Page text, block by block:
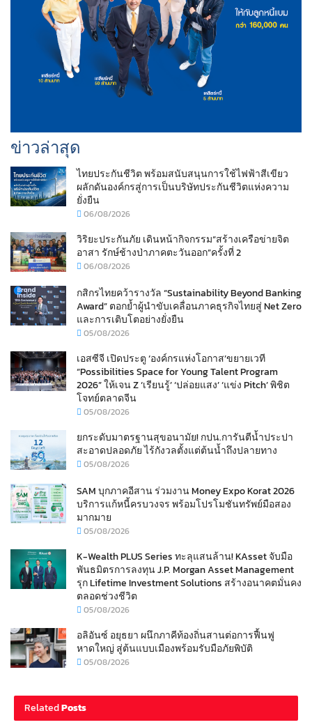
ข่าวล่าสุด
ไทยประกันชีวิต พร้อมสนับสนุนการใช้ไฟฟ้าสีเขียว
ผลักดันองค์กรสู่การเป็นบริษัทประกันชีวิตแห่งความ
ยั่งยืน
06/08/2026
วิริยะประกันภัย เดินหน้ากิจกรรม“สร้างเครือข่ายจิต
อาสา รักษ์ช้างป่าภาคตะวันออก”ครั้งที่ 2
06/08/2026
กสิกรไทยคว้ารางวัล “Sustainability Beyond Banking
Award” ตอกย้ำผู้นำขับเคลื่อนภาคธุรกิจไทยสู่ Net Zero
และการเติบโตอย่างยั่งยืน
05/08/2026
เอสซีจี เปิดประตู ‘องค์กรแห่งโอกาส’ขยายเวที
“Possibilities Space for Young Talent Program
2026” ให้เจน Z ‘เรียนรู้’ ‘ปล่อยแสง’ ‘แข่ง Pitch’ พิชิต
โจทย์ตลาดจีน
05/08/2026
ยกระดับมาตรฐานสุขอนามัย! กปน.การันตีน้ำประปา
สะอาดปลอดภัย ไร้กังวลตั้งแต่ต้นน้ำถึงปลายทาง
05/08/2026
SAM บุกภาคอีสาน ร่วมงาน Money Expo Korat 2026
บริการแก้หนี้ครบวงจร พร้อมโปรโมชันทรัพย์มือสอง
มากมาย
05/08/2026
K-Wealth PLUS Series ทะลุแสนล้าน! KAsset จับมือ
พันธมิตรการลงทุน J.P. Morgan Asset Management
รุก Lifetime Investment Solutions สร้างอนาคตมั่นคง
ตลอดช่วงชีวิต
05/08/2026
อลิอันซ์ อยุธยา ผนึกภาคีท้องถิ่นสานต่อการฟื้นฟู
หาดใหญ่ สู่ต้นแบบเมืองพร้อมรับมือภัยพิบัติ
05/08/2026
RelatedPosts